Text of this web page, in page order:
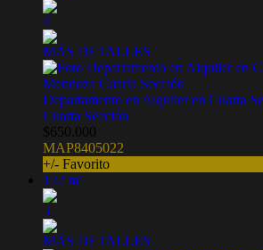
4
MÁS DETALLES
Departamento en Alquiler en Cuarta
Cuarta Sección
$650.000
MAP8405022
+/- Favorito
122 m²
5
MÁS DETALLES